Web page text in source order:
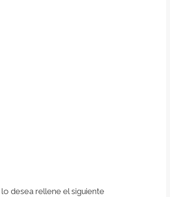
desea rellene el siguiente